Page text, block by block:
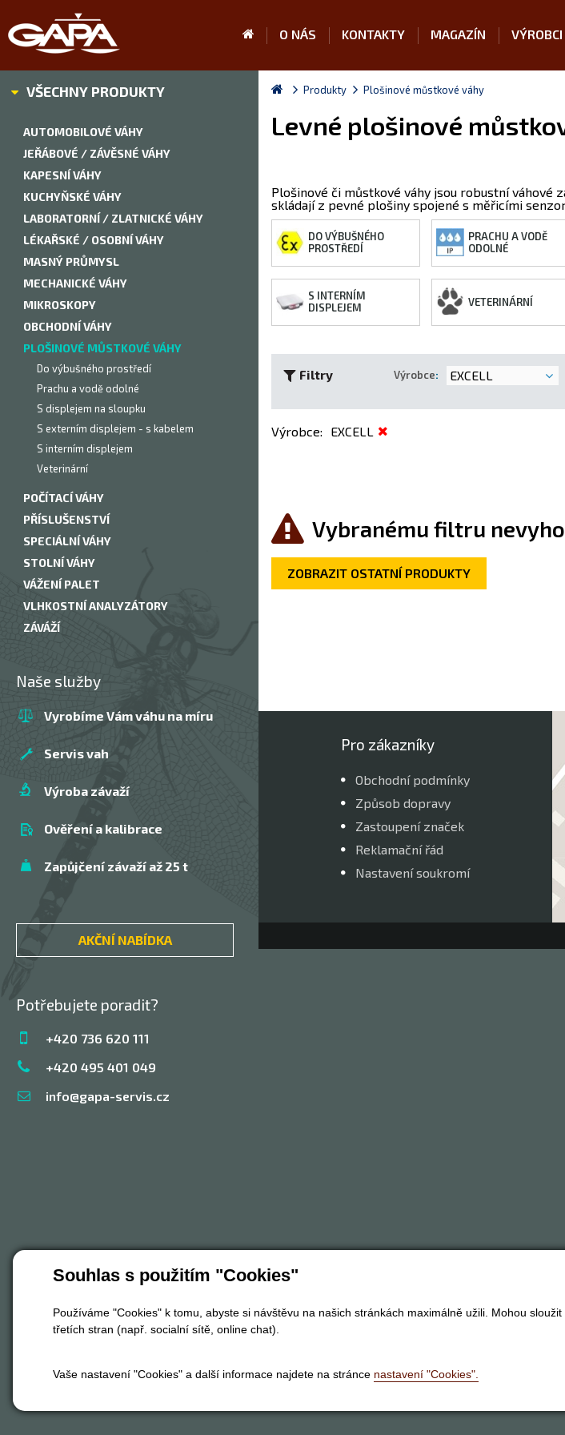
Souhlas s použitím "Cookies"
Používáme "Cookies" k tomu, abyste si návštěvu na našich stránkách maximálně užili. Mohou
třetích stran (např. socialní sítě, online chat).
Vaše nastavení "Cookies" a další informace najdete na stránce nastavení "Cookies".
O NÁS KONTAKTY MAGAZÍN VÝROBCI
VŠECHNY PRODUKTY
AUTOMOBILOVÉ VÁHY
JEŘÁBOVÉ / ZÁVĚSNÉ VÁHY
KAPESNÍ VÁHY
KUCHYŇSKÉ VÁHY
LABORATORNÍ / ZLATNICKÉ VÁHY
LÉKAŘSKÉ / OSOBNÍ VÁHY
MASNÝ PRŮMYSL
MECHANICKÉ VÁHY
MIKROSKOPY
OBCHODNÍ VÁHY
PLOŠINOVÉ MŮSTKOVÉ VÁHY
Do výbušného prostředí
Prachu a vodě odolné
S displejem na sloupku
S externím displejem - s kabelem
S interním displejem
Veterinární
POČÍTACÍ VÁHY
PŘÍSLUŠENSTVÍ
SPECIÁLNÍ VÁHY
STOLNÍ VÁHY
VÁŽENÍ PALET
VLHKOSTNÍ ANALYZÁTORY
ZÁVÁŽÍ
Naše služby
Vyrobíme Vám váhu na míru
Servis vah
Výroba závaží
Ověření a kalibrace
Zapůjčení závaží až 25 t
AKČNÍ NABÍDKA
Potřebujete poradit?
+420 736 620 111
+420 495 401 049
info@gapa-servis.cz
Produkty Plošinové můstkové váhy
Levné plošinové
Plošinové či můstkové váhy jsou robustní váhové
skládají z pevné plošiny spojené s měřicími
DO VÝBUŠNÉHO
PROSTŘEDÍ
PRACHU A VODĚ
ODOLNÉ
S INTERNÍM
DISPLEJEM
VETERINÁRNÍ
Filtry Výrobce: EXCELL
Výrobce: EXCELL
Vybranému filtru
ZOBRAZIT OSTATNÍ PRODUKTY
Pro zákazníky
Obchodní podmínky
Způsob dopravy
Zastoupení značek
Reklamační řád
Nastavení soukromí